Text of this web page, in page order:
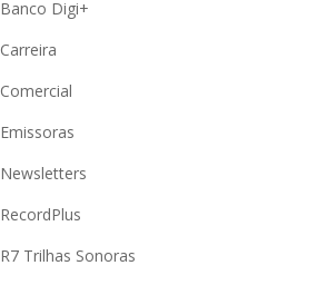
Banco Digi+
Carreira
Comercial
Emissoras
Newsletters
RecordPlus
R7 Trilhas Sonoras